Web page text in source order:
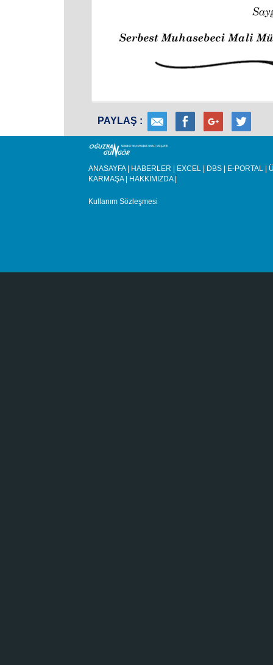
PAYLAŞ :
ANASAYFA| HABERLER | EXCEL | DBS | E-PORTAL |
KARMAŞA| HAKKIMIZDA|
Kullanım Sözleşmesi